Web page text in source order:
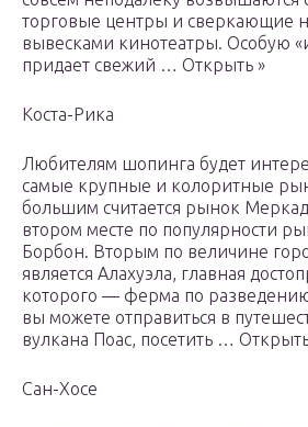
торговые центры и сверкающие
вывесками кинотеатры. Особую
придает свежий … Открыть »
Коста-Рика
Любителям шопинга будет
самые крупные и колоритные
большим считается рынок
втором месте по популярности
Борбон. Вторым по величине
является Алахуэла, главная
которого — ферма по
вы можете отправиться в
вулкана Поас, посетить …
Сан-Хосе